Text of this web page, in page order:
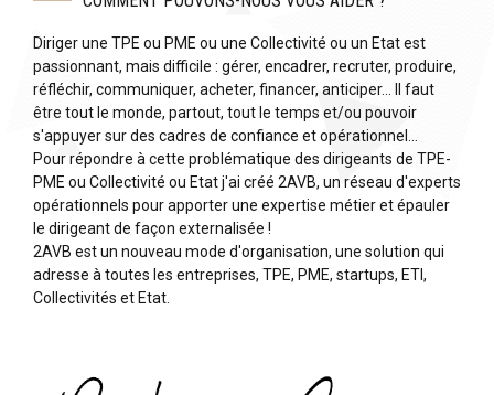
Diriger une TPE ou PME ou une Collectivité ou un Etat est
passionnant, mais difficile : gérer, encadrer, recruter, produire,
réfléchir, communiquer, acheter, financer, anticiper… Il faut
être tout le monde, partout, tout le temps et/ou pouvoir
s'appuyer sur des cadres de confiance et opérationnel…
Pour répondre à cette problématique des dirigeants de TPE-
PME ou Collectivité ou Etat j'ai créé 2AVB, un réseau d'experts
opérationnels pour apporter une expertise métier et épauler
le dirigeant de façon externalisée !
2AVB est un nouveau mode d'organisation, une solution qui
adresse à toutes les entreprises, TPE, PME, startups, ETI,
Collectivités et Etat.